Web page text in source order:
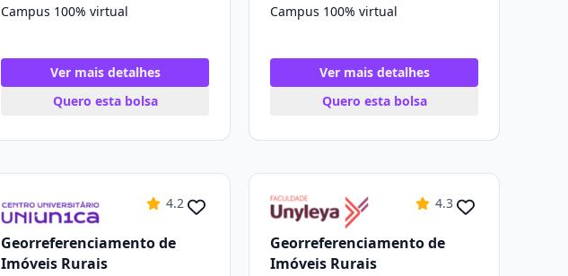
Campus 100% virtual
Ver mais detalhes
Quero esta bolsa
Campus 100% virtual
Ver mais detalhes
Quero esta bolsa
4.2
Georreferenciamento de
Imóveis Rurais
4.3
Georreferenciamento de
Imóveis Rurais